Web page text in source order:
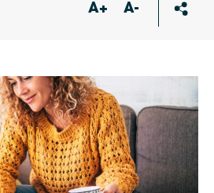
A+ A-